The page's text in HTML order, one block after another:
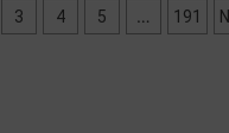
3 4 5 … 191